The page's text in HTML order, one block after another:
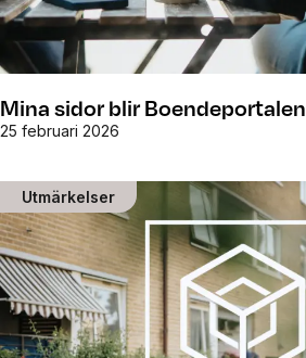
Mina sidor blir Boendeportalen
25 februari 2026
Utmärkelser